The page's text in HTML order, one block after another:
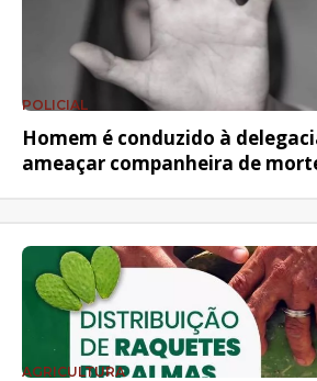
POLICIAL
Homem é conduzido à
ameaçar companheira de
AGRICULTURA